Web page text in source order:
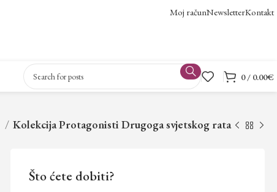
Moj računNewsletterKontakt
0/ 0.00€
Kolekcija Protagonisti Drugoga svjetskog rata
Što ćete dobiti?